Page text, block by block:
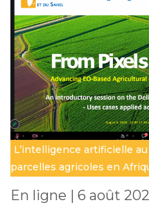
L’intelligence artificielle
parcelles agricoles en
En ligne | 6 août